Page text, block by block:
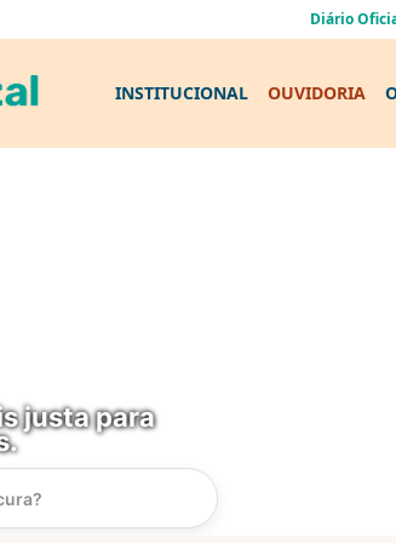
Diário
INSTITUCIONAL OUVIDORIA
justa para